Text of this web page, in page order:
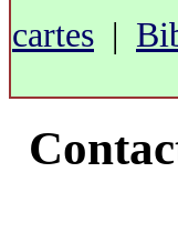
cartes |